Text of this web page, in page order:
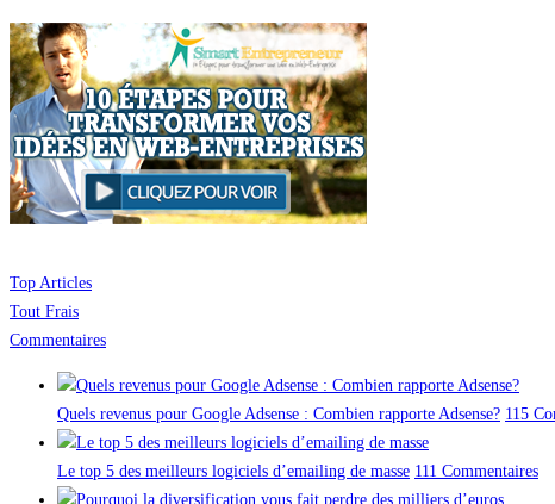
Top Articles
Tout Frais
Commentaires
Quels revenus pour Google Adsense : Combien rapporte Adsense? 115
Le top 5 des meilleurs logiciels d’emailing de masse 111 Commentaires